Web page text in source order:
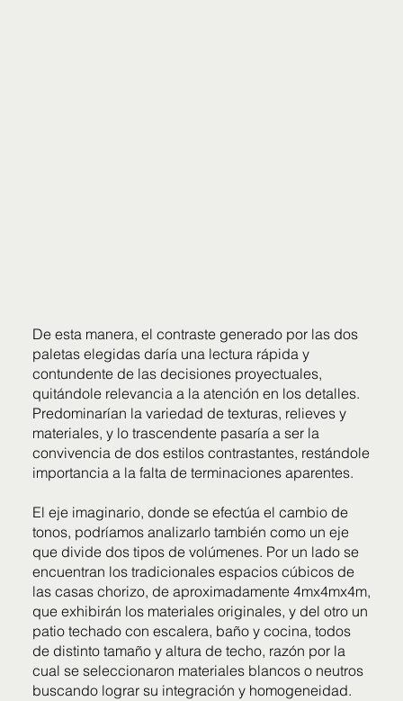
De esta manera, el contraste generado por las dos
paletas elegidas daría una lectura rápida y
contundente de las decisiones proyectuales,
quitándole relevancia a la atención en los detalles.
Predominarían la variedad de texturas, relieves y
materiales, y lo trascendente pasaría a ser la
convivencia de dos estilos contrastantes, restándole
importancia a la falta de terminaciones aparentes.
El eje imaginario, donde se efectúa el cambio de
tonos, podríamos analizarlo también como un eje
que divide dos tipos de volúmenes. Por un lado se
encuentran los tradicionales espacios cúbicos de
las casas chorizo, de aproximadamente 4mx4mx4m,
que exhibirán los materiales originales, y del otro un
patio techado con escalera, baño y cocina, todos
de distinto tamaño y altura de techo, razón por la
cual se seleccionaron materiales blancos o neutros
buscando lograr su integración y homogeneidad.